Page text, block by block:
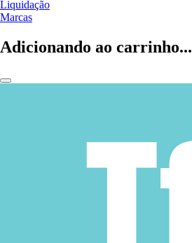
Liquidação
Marcas
Adicionando ao carrinho...